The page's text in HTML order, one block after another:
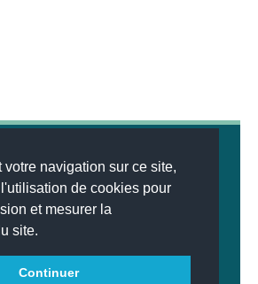
votre navigation sur ce site,
de cookies pour
et mesurer la
site.
Continuer
INNOVATIONS™